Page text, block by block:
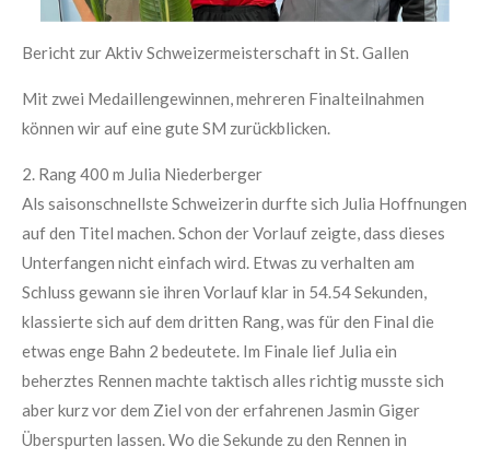
Bericht zur Aktiv Schweizermeisterschaft in St. Gallen
Mit zwei Medaillengewinnen, mehreren Finalteilnahmen
können wir auf eine gute SM zurückblicken.
2. Rang 400 m Julia Niederberger
Als saisonschnellste Schweizerin durfte sich Julia Hoffnungen
auf den Titel machen. Schon der Vorlauf zeigte, dass dieses
Unterfangen nicht einfach wird. Etwas zu verhalten am
Schluss gewann sie ihren Vorlauf klar in 54.54 Sekunden,
klassierte sich auf dem dritten Rang, was für den Final die
etwas enge Bahn 2 bedeutete. Im Finale lief Julia ein
beherztes Rennen machte taktisch alles richtig musste sich
aber kurz vor dem Ziel von der erfahrenen Jasmin Giger
Überspurten lassen. Wo die Sekunde zu den Rennen in